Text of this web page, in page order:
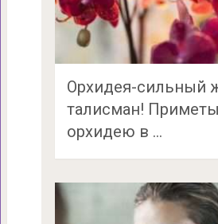
Орхидея-сильный
талисман!
орхидею в …